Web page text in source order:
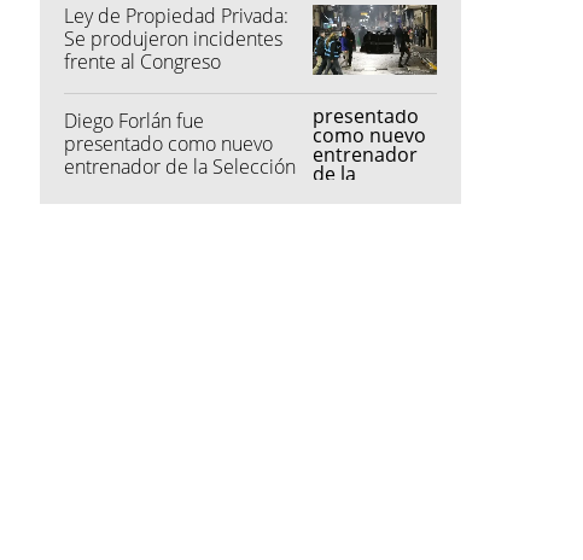
Ley de Propiedad Privada:
Se produjeron incidentes
frente al Congreso
Diego Forlán fue
presentado como nuevo
entrenador de la Selección